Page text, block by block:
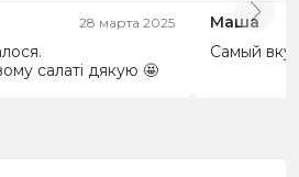
28 марта 2025
салаті дякую 🤩
Маша
Самый